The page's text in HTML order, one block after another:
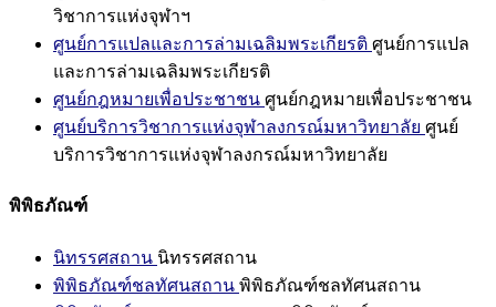
วิชาการแห่งจุฬาฯ
ศูนย์การแปลและการล่ามเฉลิมพระเกียรติ ศูนย์การแปล
และการล่ามเฉลิมพระเกียรติ
ศูนย์กฎหมายเพื่อประชาชน ศูนย์กฎหมายเพื่อประชาชน
ศูนย์บริการวิชาการแห่งจุฬาลงกรณ์มหาวิทยาลัย ศูนย์
บริการวิชาการแห่งจุฬาลงกรณ์มหาวิทยาลัย
พิพิธภัณฑ์
นิทรรศสถาน นิทรรศสถาน
พิพิธภัณฑ์ชลทัศนสถาน พิพิธภัณฑ์ชลทัศนสถาน